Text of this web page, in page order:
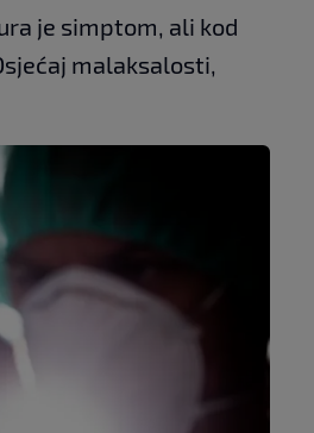
je simptom, ali kod
malaksalosti,